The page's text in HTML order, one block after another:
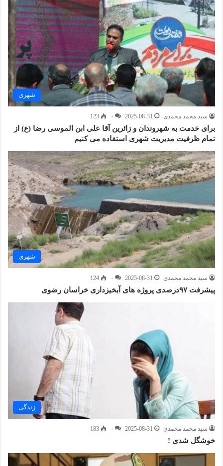
شهری
سید محمد محمدی 2025-08-31 ۰ 123
برای خدمت به شهروندان و زائرین آقا علی ابن الموسی رضا (ع) از
تمام ظرفیت مدیریت شهری استفاده می کنیم
شهری
سید محمد محمدی 2025-08-31 ۰ 124
پیشرفت ۹۷درصدی پروژه های آبخیزداری خراسان رضوی
زندگی
سید محمد محمدی 2025-08-31 ۰ 183
خوشگل شدی !